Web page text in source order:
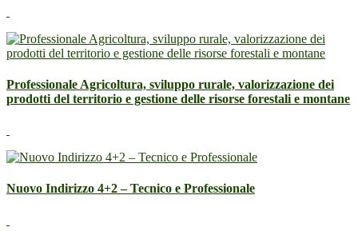
Professionale Agricoltura, sviluppo rurale, valorizzazione dei
prodotti del territorio e gestione delle risorse forestali e montane
Nuovo Indirizzo 4+2 – Tecnico e Professionale